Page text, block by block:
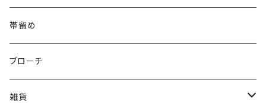
花（直径2.5cm）
花
星
帯留め
ブローチ
雑貨